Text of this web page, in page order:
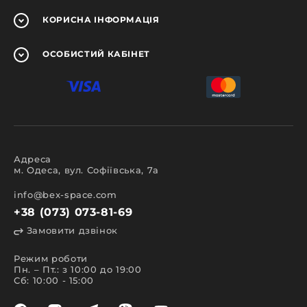
КОРИСНА ІНФОРМАЦІЯ
ОСОБИСТИЙ КАБІНЕТ
Адреса
м. Одеса, вул. Софіївська, 7а
info@bex-space.com
+38 (073) 073-81-69
Замовити дзвінок
Режим роботи
Пн. – Пт.: з 10:00 до 19:00
Сб: 10:00 - 15:00